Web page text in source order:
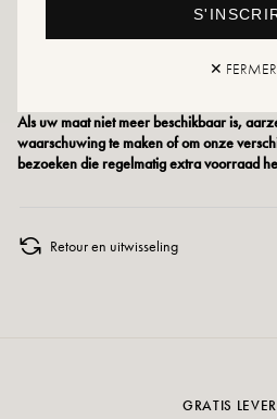
Onderhoudsadvies: We raden je aan om je
een gespecialiseerd product of een spray
Als uw maat niet meer beschikbaar is,
waarschuwing te maken of om onze
bezoeken die regelmatig extra voorraad
Retour en uitwisseling
GRATIS
✕ FERMER